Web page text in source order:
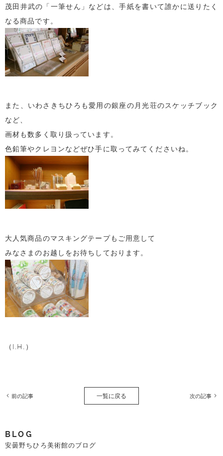
茂田井武の「一筆せん」などは、手紙を書いて誰かに送りたく
なる商品です。
また、いわさきちひろも愛用の銀座の月光荘のスケッチブック
など、
画材も数多く取り扱っています。
色鉛筆やクレヨンなどぜひ手に取ってみてくださいね。
大人気商品のマスキングテープもご用意して
みなさまのお越しをお待ちしております。
（I.H.）
前の記事 一覧に戻る 次の記事
BLOG
安曇野ちひろ美術館のブログ